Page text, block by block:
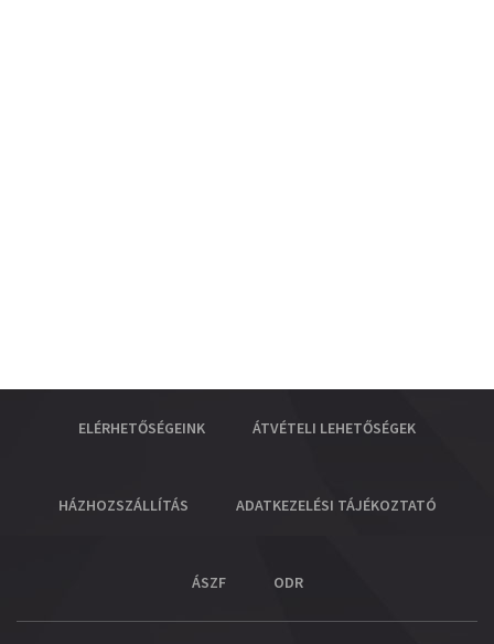
ELÉRHETŐSÉGEINK ÁTVÉTELI LEHETŐSÉGEK
HÁZHOZSZÁLLÍTÁS ADATKEZELÉSI TÁJÉKOZTATÓ
ÁSZF ODR